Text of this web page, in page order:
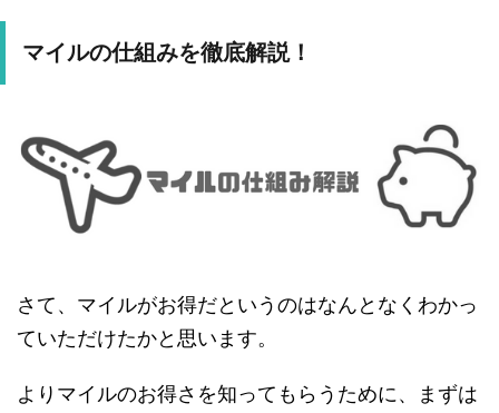
マイルの仕組みを徹底解説！
さて、マイルがお得だというのはなんとなくわかっ
ていただけたかと思います。
よりマイルのお得さを知ってもらうために、まずは